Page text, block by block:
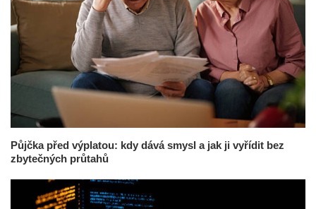
Půjčka před výplatou: kdy dává smysl a jak ji vyřídit bez
zbytečných průtahů